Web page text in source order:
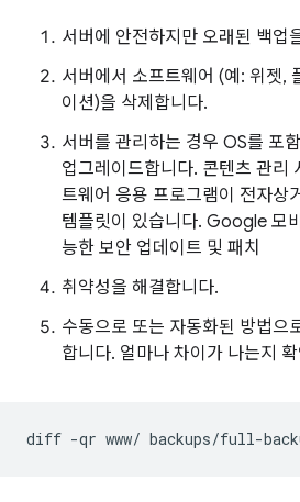
서버에 안전하지만 오래된 백업
서버에서 소프트웨어 (예: 위젯,
이션)을 삭제합니다.
서버를 관리하는 경우 OS를 포
업그레이드합니다. 콘텐츠 관리
트웨어 응용 프로그램이 전자상
템플릿이 있습니다. Google 모
능한 보안 업데이트 및 패치
취약성을 해결합니다.
수동으로 또는 자동화된 방법으
합니다. 얼마나 차이가 나는지
diff -qr www/